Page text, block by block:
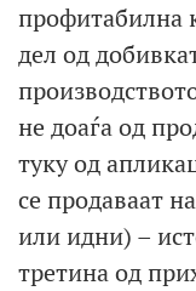
профитабилна
дел од
не доаѓа од
туку од
се продаваат
или идни) –
третина од